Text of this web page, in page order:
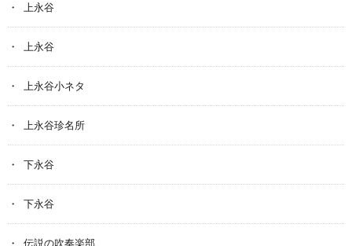
上永谷
上永谷
上永谷小ネタ
上永谷珍名所
下永谷
下永谷
伝説の吹奏楽部